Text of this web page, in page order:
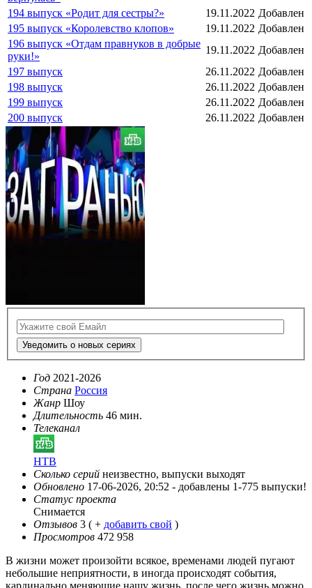
194 выпуск «Родит для сестры?»
19.11.2022 Добавлен
195 выпуск «Королевство клопов»
19.11.2022 Добавлен
196 выпуск «Отдам правнуков в добрые
руки!»
19.11.2022 Добавлен
197 выпуск
26.11.2022 Добавлен
198 выпуск
26.11.2022 Добавлен
199 выпуск
26.11.2022 Добавлен
200 выпуск
26.11.2022 Добавлен
Уведомить о новых сериях
Год 2021-2026
Страна Россия
Жанр Шоу
Длительность 46 мин.
Телеканал
НТВ
Сколько серий неизвестно, выпуски выходят
Обновлено 17-06-2026, 20:52 - добавлены 1-775 выпуски!
Статус проекта
Снимается
Отзывов 3 ( + добавить свой )
Просмотров 472 958
В жизни может произойти всякое, временами людей пугают
небольшие неприятности, в иногда происходят события,